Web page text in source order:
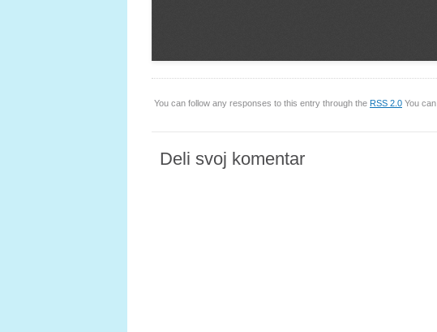
You can follow any responses to this entry through the RSS 2.0 You can
Deli svoj komentar